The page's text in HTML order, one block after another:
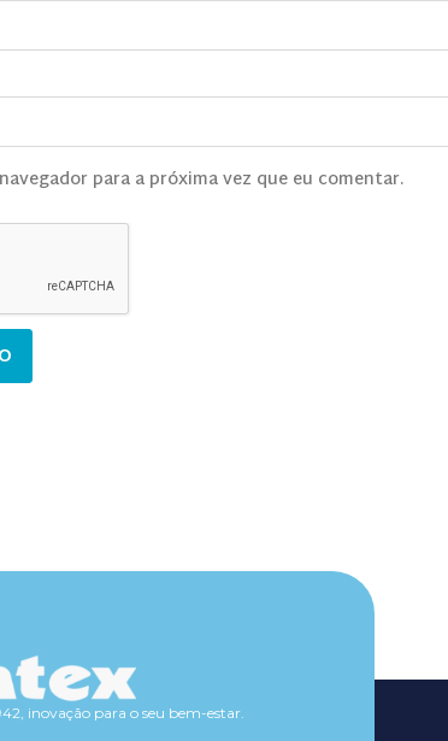
para a próxima vez que eu comentar.
inovação para o seu bem-estar.